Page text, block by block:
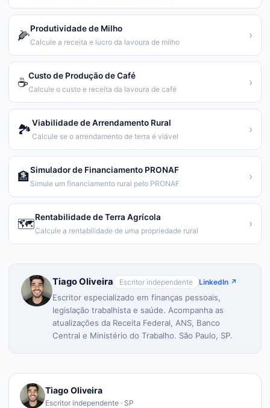
🌽Produtividade de Milho
Calcule a receita e lucro da lavoura de milho
›
☕Custo de Produção de Café
Calcule o custo e receita da lavoura de café
›
🏞️Viabilidade de Arrendamento Rural
Calcule se o arrendamento de terra é viável
›
🏦Simulador de Financiamento PRONAF
Simule um financiamento rural pelo PRONAF
›
🗺️Rentabilidade de Terra Agrícola
Calcule a rentabilidade de uma propriedade rural
›
Tiago Oliveira Escritor independente LinkedIn ↗
Escritor especializado em finanças pessoais,
legislação trabalhista e saúde. Acompanha as
atualizações da Receita Federal, ANS, Banco
Central e Ministério do Trabalho. São Paulo, SP.
Tiago Oliveira
Escritor independente · SP